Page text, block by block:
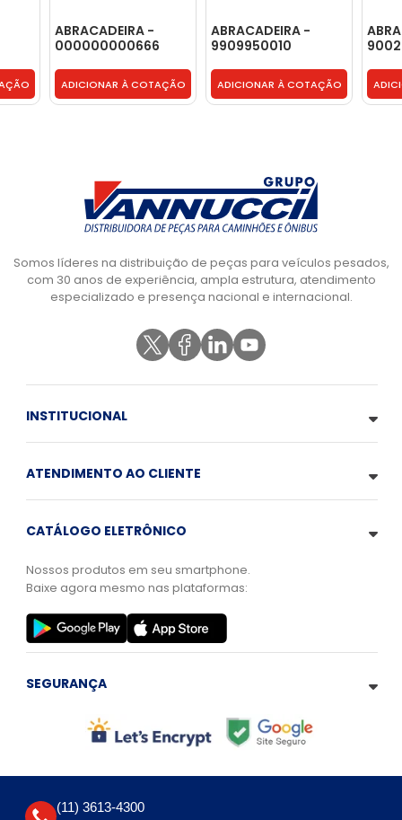
ABRACADEIRA -
000000000666
ADICIONAR À COTAÇÃO
ABRACADEIRA -
9909950010
ADICIONAR À COTAÇÃO
Somos líderes na distribuição de peças para veículos pesados,
com 30 anos de experiência, ampla estrutura, atendimento
especializado e presença nacional e internacional.
INSTITUCIONAL
ATENDIMENTO AO CLIENTE
CATÁLOGO ELETRÔNICO
Nossos produtos em seu smartphone.
Baixe agora mesmo nas plataformas:
SEGURANÇA
(11) 3613-4300